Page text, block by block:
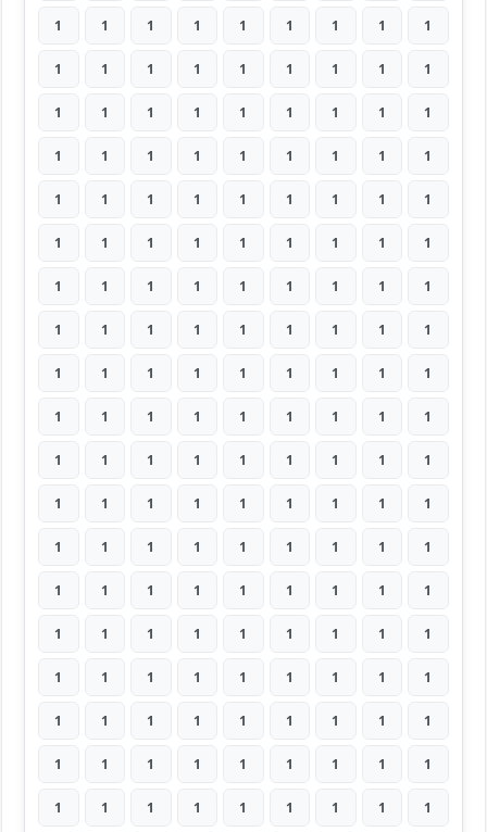
1 1 1 1 1 1 1 1 1
1 1 1 1 1 1 1 1 1
1 1 1 1 1 1 1 1 1
1 1 1 1 1 1 1 1 1
1 1 1 1 1 1 1 1 1
1 1 1 1 1 1 1 1 1
1 1 1 1 1 1 1 1 1
1 1 1 1 1 1 1 1 1
1 1 1 1 1 1 1 1 1
1 1 1 1 1 1 1 1 1
1 1 1 1 1 1 1 1 1
1 1 1 1 1 1 1 1 1
1 1 1 1 1 1 1 1 1
1 1 1 1 1 1 1 1 1
1 1 1 1 1 1 1 1 1
1 1 1 1 1 1 1 1 1
1 1 1 1 1 1 1 1 1
1 1 1 1 1 1 1 1 1
1 1 1 1 1 1 1 1 1